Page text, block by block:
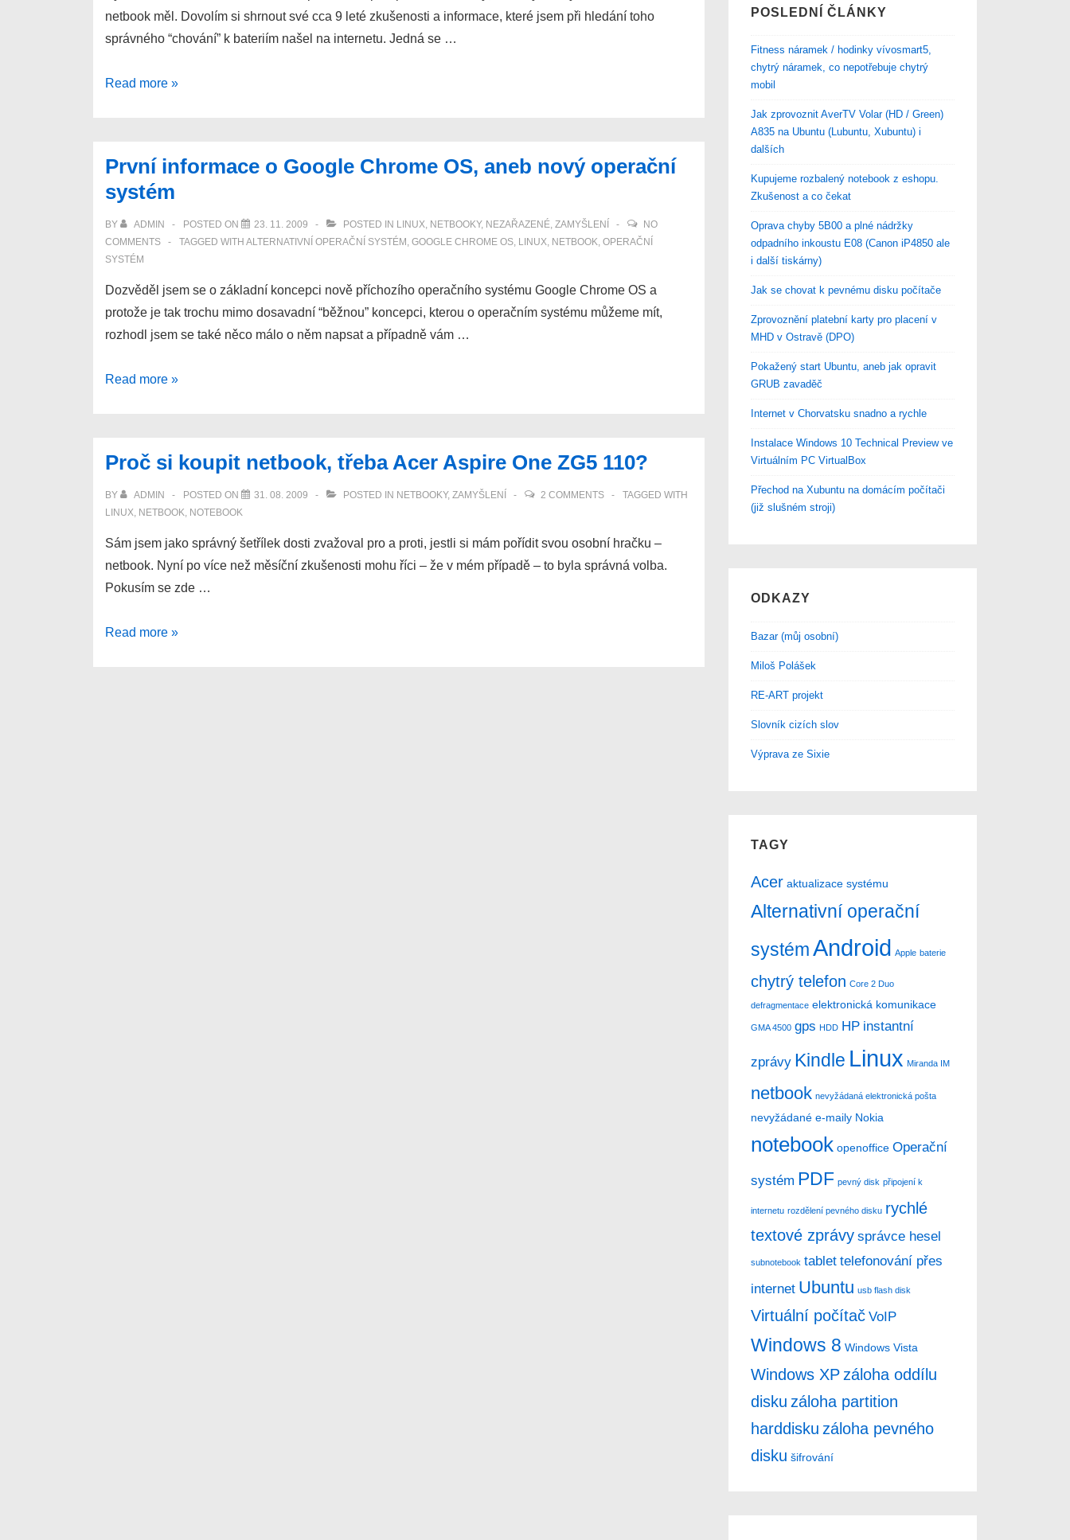
netbook měl. Dovolím si shrnout své cca 9 leté zkušenosti a informace, které jsem při hledání toho
správného “chování” k bateriím našel na internetu. Jedná se …
Baterie
–
jak
její
dlouhou
výdrž
Read more »
První informace o Google Chrome OS, aneb nový operační
systém
BY ADMIN POSTED ON 23. 11. 2009 POSTED IN LINUX, NETBOOKY, NEZAŘAZENÉ, ZAMYŠLENÍ
NO
COMMENTS
TAGGED WITH ALTERNATIVNÍ OPERAČNÍ SYSTÉM , GOOGLE CHROME OS, LINUX, NETBOOK, OPERAČNÍ
SYSTÉM
Dozvěděl jsem se o základní koncepci nově příchozího operačního systému Google Chrome OS a
protože je tak trochu mimo dosavadní “běžnou” koncepci, kterou o operačním systému můžeme mít,
rozhodl jsem se také něco málo o něm napsat a případně vám …
První
Chrome
OS,
aneb
nový
systém
Read more »
Proč si koupit netbook, třeba Acer Aspire One ZG5 110?
BY ADMIN POSTED ON 31. 08. 2009 POSTED IN NETBOOKY, ZAMYŠLENÍ 2 COMMENTS
TAGGED WITH
LINUX, NETBOOK, NOTEBOOK
Sám jsem jako správný šetřílek dosti zvažoval pro a proti, jestli si mám pořídit svou osobní hračku –
netbook. Nyní po více než měsíční zkušenosti mohu říci – že v mém případě – to byla správná volba.
Pokusím se zde …
Proč
Read more »
POSLEDNÍ ČLÁNKY
Fitness náramek / hodinky vívosmart5,
chytrý náramek, co nepotřebuje chytrý
mobil
Jak zprovoznit AverTV Volar (HD / Green)
A835 na Ubuntu (Lubuntu, Xubuntu) i
dalších
Kupujeme rozbalený notebook z eshopu.
Zkušenost a co čekat
Oprava chyby 5B00 a plné nádržky
odpadního inkoustu E08 (Canon iP4850 ale
i další tiskárny)
Jak se chovat k pevnému disku počítače
Zprovoznění platební karty pro placení v
MHD v Ostravě (DPO)
Pokažený start Ubuntu, aneb jak opravit
GRUB zavaděč
Internet v Chorvatsku snadno a rychle
Instalace Windows 10 Technical Preview ve
Virtuálním PC VirtualBox
Přechod na Xubuntu na domácím počítači
(již slušném stroji)
ODKAZY
Bazar (můj osobní)
Miloš Polášek
RE-ART projekt
Slovník cizích slov
Výprava ze Sixie
TAGY
Acer aktualizace systému
Alternativní operační
systémAndroid Apple baterie
chytrý telefon Core 2 Duo
defragmentace elektronická komunikace
GMA 4500 gps HDD HP instantní
zprávy Kindle Linux Miranda IM
netbook nevyžádaná elektronická pošta
nevyžádané e-maily Nokia
notebook openoffice Operační
systém PDF pevný disk připojení k
internetu rozdělení pevného disku rychlé
textové zprávy správce hesel
subnotebook tablet telefonování přes
internet Ubuntu usb flash disk
Virtuální počítač VoIP
Windows 8 Windows Vista
Windows XP záloha oddílu
disku záloha partition
harddisku záloha pevného
disku šifrování